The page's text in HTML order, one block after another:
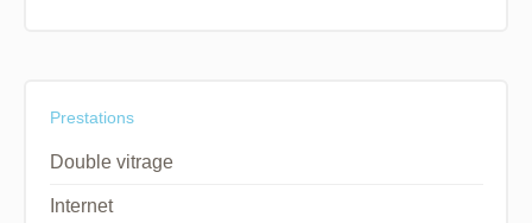
Prestations
Double vitrage
Internet